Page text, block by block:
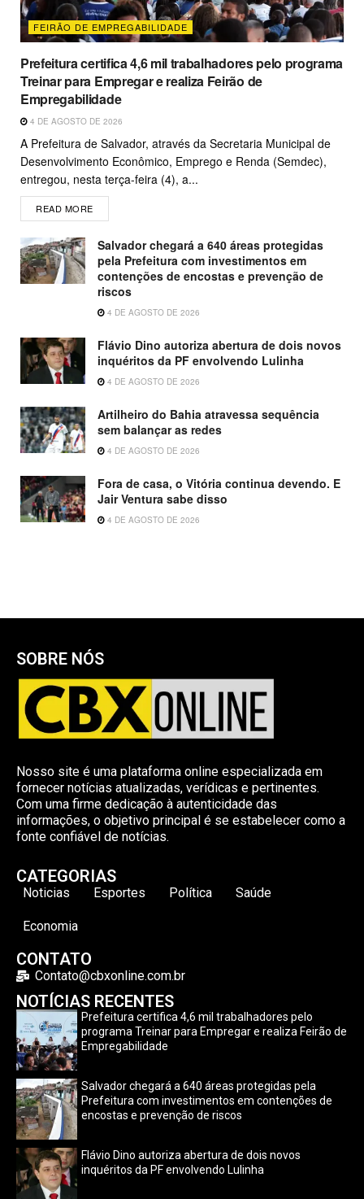
FEIRÃO DE EMPREGABILIDADE
Prefeitura certifica 4,6 mil trabalhadores pelo programa
Treinar para Empregar e realiza Feirão de
Empregabilidade
4 DE AGOSTO DE 2026
A Prefeitura de Salvador, através da Secretaria Municipal de
Desenvolvimento Econômico, Emprego e Renda (Semdec),
entregou, nesta terça-feira (4), a...
READ MORE
Salvador chegará a 640 áreas protegidas
pela Prefeitura com investimentos em
contenções de encostas e prevenção de
riscos
4 DE AGOSTO DE 2026
Flávio Dino autoriza abertura de dois novos
inquéritos da PF envolvendo Lulinha
4 DE AGOSTO DE 2026
Artilheiro do Bahia atravessa sequência
sem balançar as redes
4 DE AGOSTO DE 2026
Fora de casa, o Vitória continua devendo. E
Jair Ventura sabe disso
4 DE AGOSTO DE 2026
SOBRE NÓS
Nosso site é uma plataforma online especializada em
fornecer notícias atualizadas, verídicas e pertinentes.
Com uma firme dedicação à autenticidade das
informações, o objetivo principal é se estabelecer como a
fonte confiável de notícias.
CATEGORIAS
Noticias Esportes Política Saúde
Economia
CONTATO
Contato@cbxonline.com.br
NOTÍCIAS RECENTES
Prefeitura certifica 4,6 mil trabalhadores pelo
programa Treinar para Empregar e realiza Feirão de
Empregabilidade
Salvador chegará a 640 áreas protegidas pela
Prefeitura com investimentos em contenções de
encostas e prevenção de riscos
Flávio Dino autoriza abertura de dois novos
inquéritos da PF envolvendo Lulinha